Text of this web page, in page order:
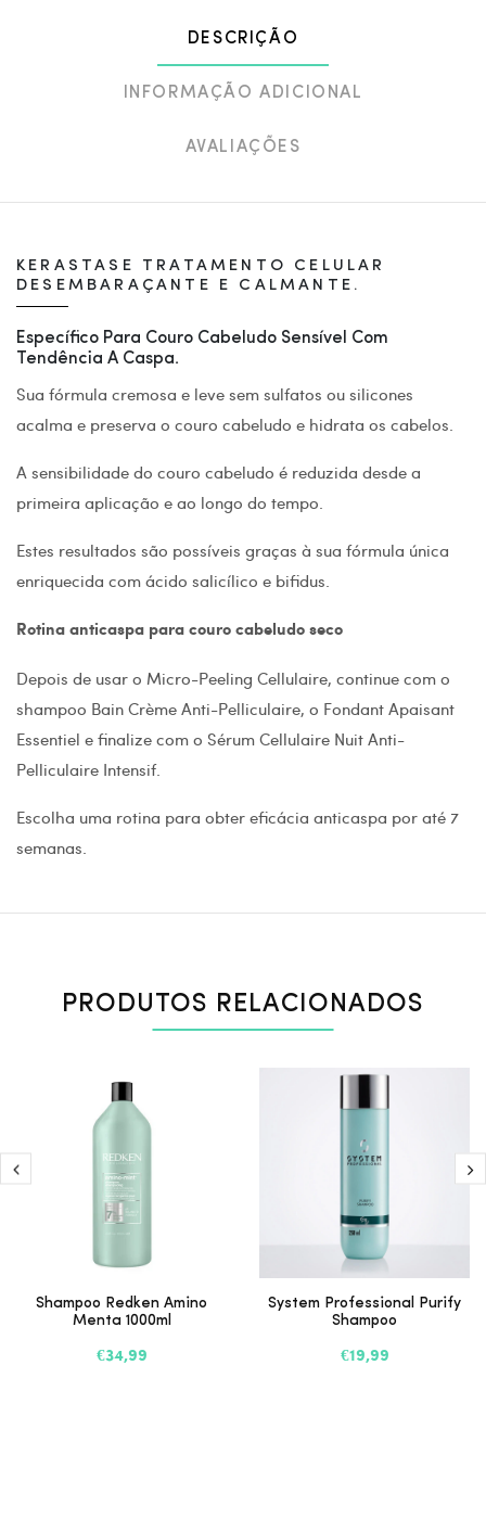
DESCRIÇÃO
INFORMAÇÃO ADICIONAL
AVALIAÇÕES
KERASTASE TRATAMENTO CELULAR
DESEMBARAÇANTE E CALMANTE.
Específico Para Couro Cabeludo Sensível Com
Tendência A Caspa.
Sua fórmula cremosa e leve sem sulfatos ou silicones
acalma e preserva o couro cabeludo e hidrata os cabelos.
A sensibilidade do couro cabeludo é reduzida desde a
primeira aplicação e ao longo do tempo.
Estes resultados são possíveis graças à sua fórmula única
enriquecida com ácido salicílico e bifidus.
Rotina anticaspa para couro cabeludo seco
Depois de usar o Micro-Peeling Cellulaire, continue com o
shampoo Bain Crème Anti-Pelliculaire, o Fondant Apaisant
Essentiel e finalize com o Sérum Cellulaire Nuit Anti-
Pelliculaire Intensif.
Escolha uma rotina para obter eficácia anticaspa por até 7
semanas.
PRODUTOS RELACIONADOS
Shampoo Redken Amino
Menta 1000ml
€34,99
System Professional Purify
Shampoo
€19,99